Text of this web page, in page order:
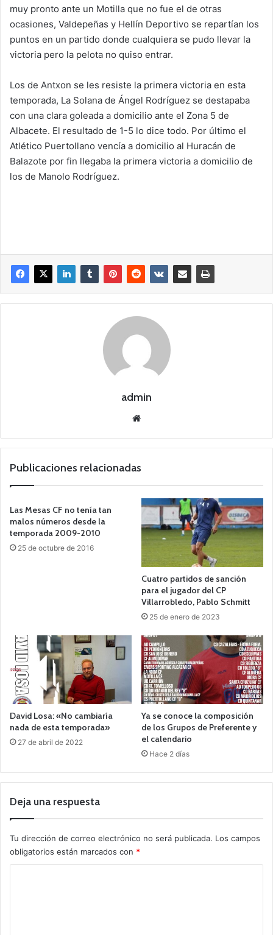
muy pronto ante un Motilla que no fue el de otras
ocasiones, Valdepeñas y Hellín Deportivo se repartían los
puntos en un partido donde cualquiera se pudo llevar la
victoria pero la pelota no quiso entrar.
Los de Antxon se les resiste la primera victoria en esta
temporada, La Solana de Ángel Rodríguez se destapaba
con una clara goleada a domicilio ante el Zona 5 de
Albacete. El resultado de 1-5 lo dice todo. Por último el
Atlético Puertollano vencía a domicilio al Huracán de
Balazote por fin llegaba la primera victoria a domicilio de
los de Manolo Rodríguez.
admin
we
Publicaciones relacionadas
Las Mesas CF no tenía tan
malos números desde la
temporada 2009-2010
25 de octubre de 2016
Cuatro partidos de sanción
para el jugador del CP
Villarrobledo, Pablo Schmitt
25 de enero de 2023
David Losa: «No cambiaría
nada de esta temporada»
27 de abril de 2022
Ya se conoce la composición
de los Grupos de Preferente y
el calendario
Hace 2 días
Deja una respuesta
Tu dirección de correo electrónico no será publicada. Los campos
obligatorios están marcados con *